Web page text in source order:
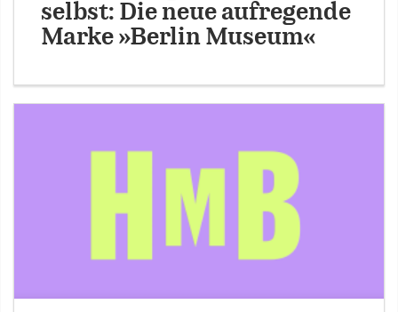
selbst: Die neue aufregende
Marke »Berlin Museum«